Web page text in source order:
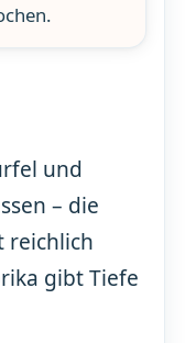
und
– die
reichlich
gibt Tiefe